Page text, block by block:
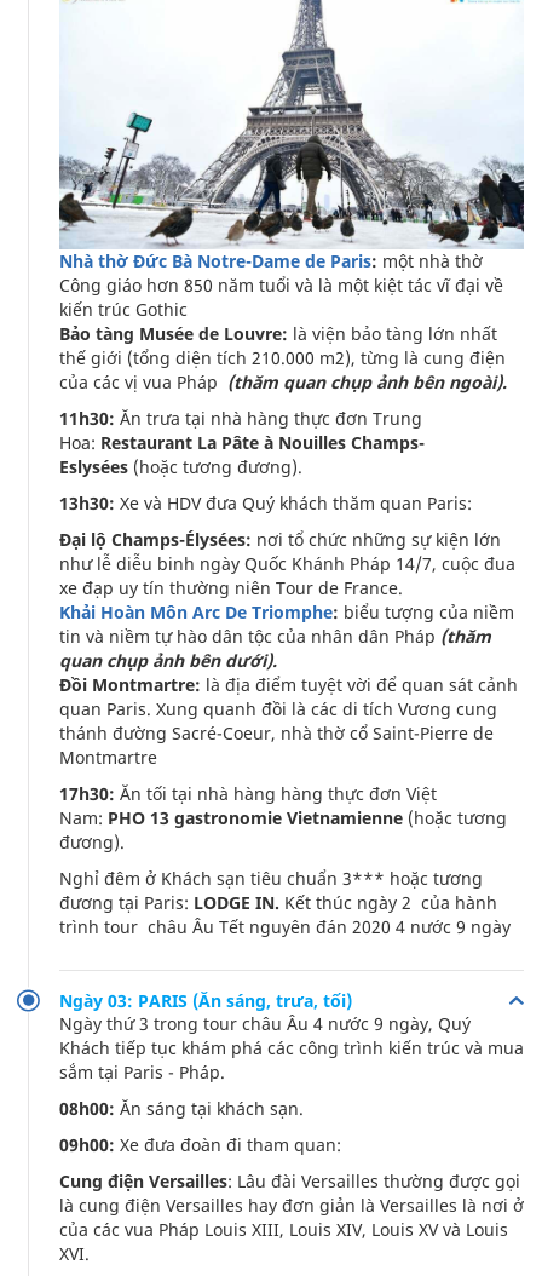
Nhà thờ Đức Bà Notre-Dame de Paris: một nhà thờ
Công giáo hơn 850 năm tuổi và là một kiệt tác vĩ đại về
kiến trúc Gothic
Bảo tàng Musée de Louvre: là viện bảo tàng lớn nhất
thế giới (tổng diện tích 210.000 m2), từng là cung điện
của các vị vua Pháp (thăm quan chụp ảnh bên ngoài).
11h30: Ăn trưa tại nhà hàng thực đơn Trung
Hoa: Restaurant La Pâte à Nouilles Champs-
Eslysées (hoặc tương đương).
13h30: Xe và HDV đưa Quý khách thăm quan Paris:
Đại lộ Champs-Élysées: nơi tổ chức những sự kiện lớn
như lễ diễu binh ngày Quốc Khánh Pháp 14/7, cuộc đua
xe đạp uy tín thường niên Tour de France.
Khải Hoàn Môn Arc De Triomphe: biểu tượng của niềm
tin và niềm tự hào dân tộc của nhân dân Pháp (thăm
quan chụp ảnh bên dưới).
Đồi Montmartre: là địa điểm tuyệt vời để quan sát cảnh
quan Paris. Xung quanh đồi là các di tích Vương cung
thánh đường Sacré-Coeur, nhà thờ cổ Saint-Pierre de
Montmartre
17h30: Ăn tối tại nhà hàng hàng thực đơn Việt
Nam: PHO 13 gastronomie Vietnamienne (hoặc tương
đương).
Nghỉ đêm ở Khách sạn tiêu chuẩn 3*** hoặc tương
đương tại Paris: LODGE IN. Kết thúc ngày 2 của hành
trình tour châu Âu Tết nguyên đán 2020 4 nước 9 ngày
Ngày 03: PARIS (Ăn sáng, trưa, tối)
Ngày thứ 3 trong tour châu Âu 4 nước 9 ngày, Quý
Khách tiếp tục khám phá các công trình kiến trúc và mua
sắm tại Paris - Pháp.
08h00: Ăn sáng tại khách sạn.
09h00: Xe đưa đoàn đi tham quan:
Cung điện Versailles: Lâu đài Versailles thường được gọi
là cung điện Versailles hay đơn giản là Versailles là nơi ở
của các vua Pháp Louis XIII, Louis XIV, Louis XV và Louis
XVI.